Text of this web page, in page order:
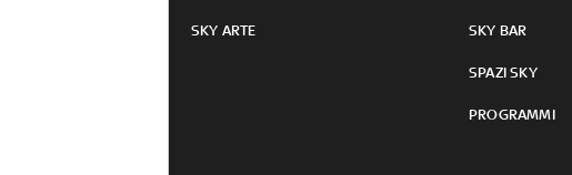
SKY ARTE SKY BAR
SPAZI SKY
PROGRAMMI